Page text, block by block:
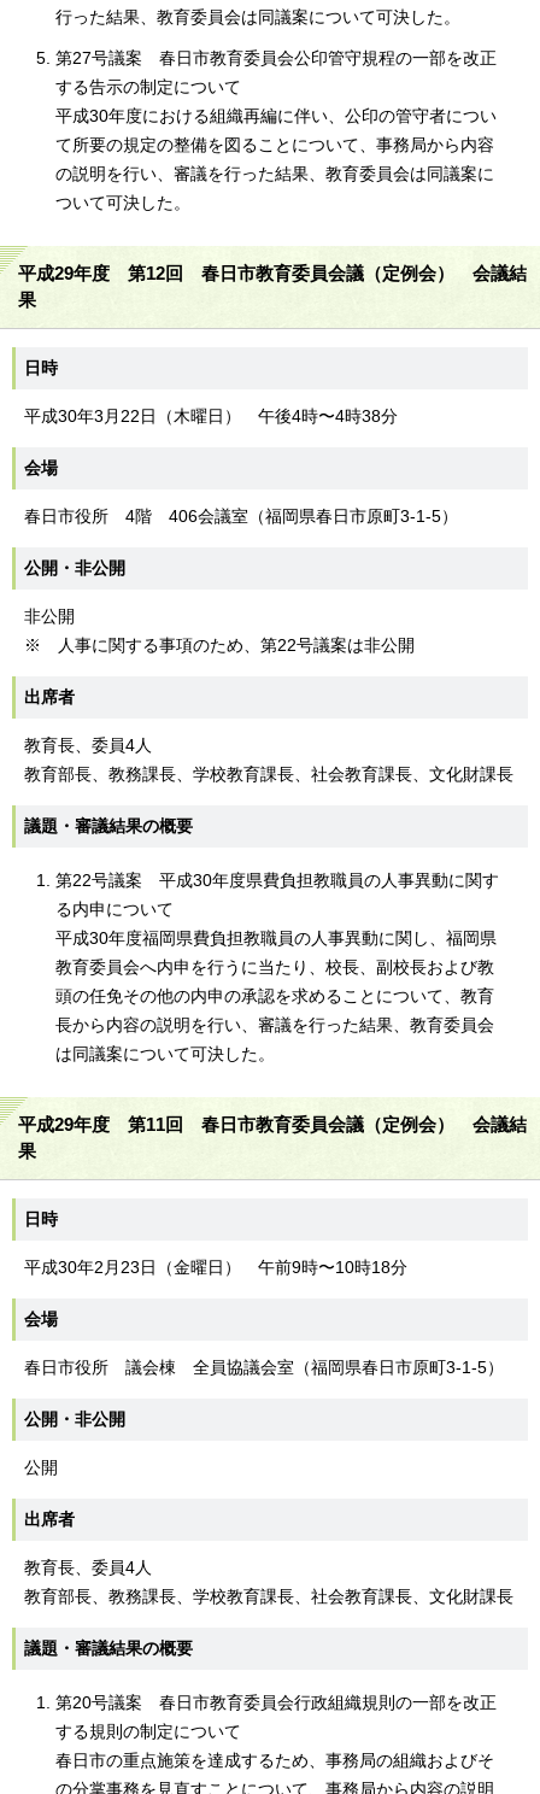
行った結果、教育委員会は同議案について可決した。
第27号議案 春日市教育委員会公印管守規程の一部を改正
する告示の制定について
平成30年度における組織再編に伴い、公印の管守者につい
て所要の規定の整備を図ることについて、事務局から内容
の説明を行い、審議を行った結果、教育委員会は同議案に
ついて可決した。
平成29年度 第12回 春日市教育委員会議（定例会） 会議結
果
日時
平成30年3月22日（木曜日） 午後4時〜4時38分
会場
春日市役所 4階 406会議室（福岡県春日市原町3-1-5）
公開・非公開
非公開
※ 人事に関する事項のため、第22号議案は非公開
出席者
教育長、委員4人
教育部長、教務課長、学校教育課長、社会教育課長、文化財課長
議題・審議結果の概要
第22号議案 平成30年度県費負担教職員の人事異動に関す
る内申について
平成30年度福岡県費負担教職員の人事異動に関し、福岡県
教育委員会へ内申を行うに当たり、校長、副校長および教
頭の任免その他の内申の承認を求めることについて、教育
長から内容の説明を行い、審議を行った結果、教育委員会
は同議案について可決した。
平成29年度 第11回 春日市教育委員会議（定例会） 会議結
果
日時
平成30年2月23日（金曜日） 午前9時〜10時18分
会場
春日市役所 議会棟 全員協議会室（福岡県春日市原町3-1-5）
公開・非公開
公開
出席者
教育長、委員4人
教育部長、教務課長、学校教育課長、社会教育課長、文化財課長
議題・審議結果の概要
第20号議案 春日市教育委員会行政組織規則の一部を改正
する規則の制定について
春日市の重点施策を達成するため、事務局の組織およびそ
の分掌事務を見直すことについて、事務局から内容の説明